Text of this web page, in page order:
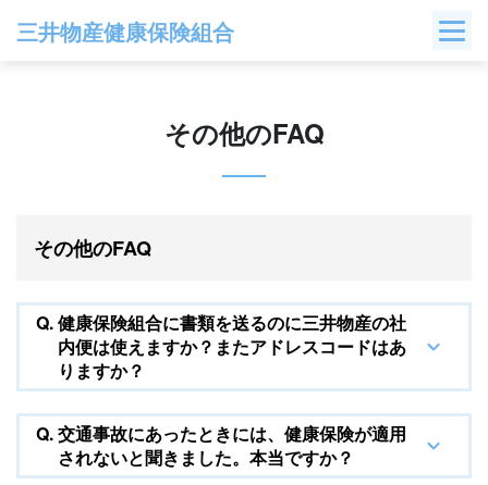
三井物産健康保険組合
その他のFAQ
その他のFAQ
Q.健康保険組合に書類を送るのに三井物産の社
内便は使えますか？またアドレスコードはあ
りますか？
Q.交通事故にあったときには、健康保険が適用
されないと聞きました。本当ですか？